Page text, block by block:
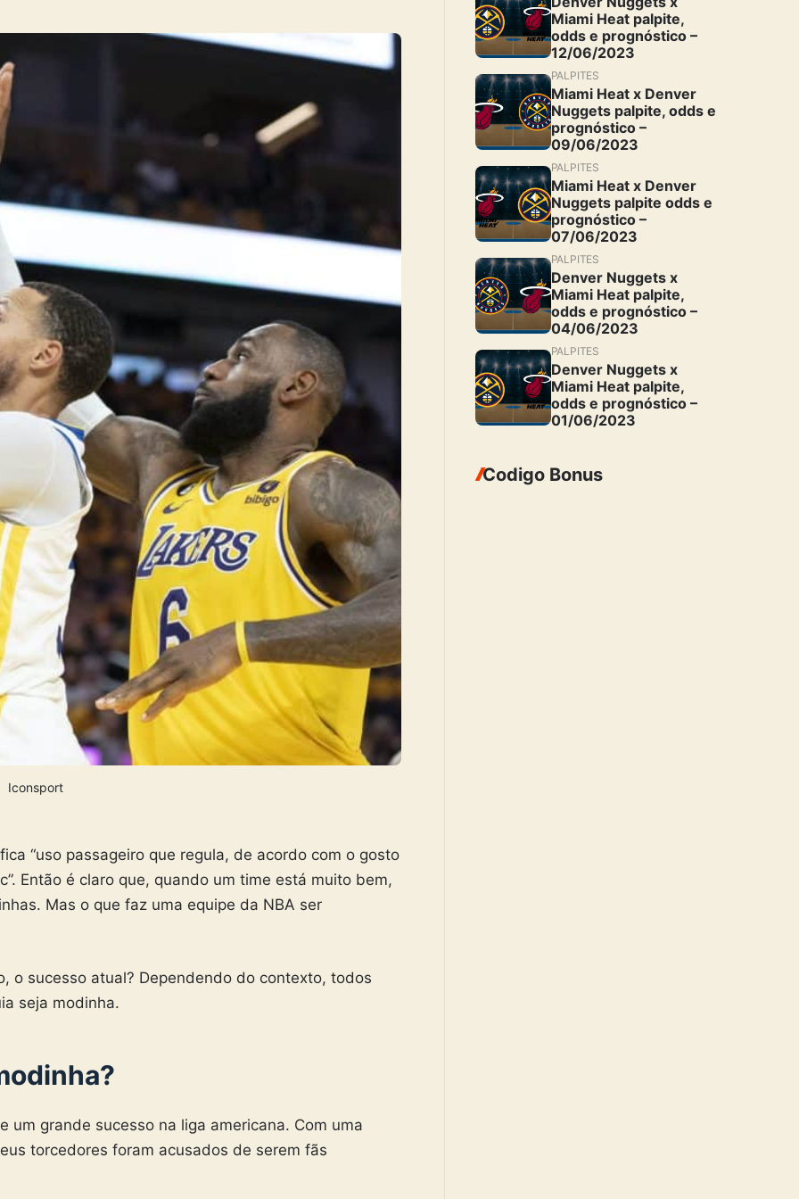
Iconsport
“uso passageiro que regula, de acordo com o gosto
Então é claro que, quando um time está muito bem,
Mas o que faz uma equipe da NBA ser
o sucesso atual? Dependendo do contexto, todos
seja modinha.
um grande sucesso na liga americana. Com uma
torcedores foram acusados de serem fãs
Miami Heat palpite,
odds e prognóstico –
12/06/2023
PALPITES
Miami Heat x Denver
Nuggets palpite, odds e
prognóstico –
09/06/2023
PALPITES
Miami Heat x Denver
Nuggets palpite odds e
prognóstico –
07/06/2023
PALPITES
Denver Nuggets x
Miami Heat palpite,
odds e prognóstico –
04/06/2023
PALPITES
Denver Nuggets x
Miami Heat palpite,
odds e prognóstico –
01/06/2023
Codigo Bonus